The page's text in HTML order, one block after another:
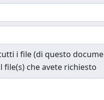
i file (di questo
file(s) che avete richiesto